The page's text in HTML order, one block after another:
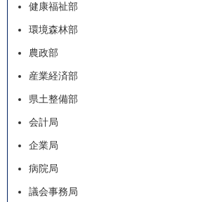
健康福祉部
環境森林部
農政部
産業経済部
県土整備部
会計局
企業局
病院局
議会事務局